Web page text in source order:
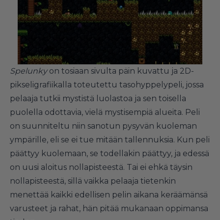
Spelunky on tosiaan sivulta päin kuvattu ja 2D-
pikseligrafiikalla toteutettu tasohyppelypeli, jossa
pelaaja tutkii mystistä luolastoa ja sen toisella
puolella odottavia, vielä mystisempiä alueita. Peli
on suunniteltu niin sanotun pysyvän kuoleman
ympärille, eli se ei tue mitään tallennuksia. Kun peli
päättyy kuolemaan, se todellakin päättyy, ja edessä
on uusi aloitus nollapisteestä. Tai ei ehkä täysin
nollapisteestä, sillä vaikka pelaaja tietenkin
menettää kaikki edellisen pelin aikana keräämänsä
varusteet ja rahat, hän pitää mukanaan oppimansa